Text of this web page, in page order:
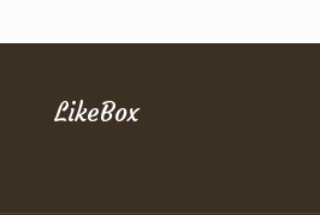
LikeBox